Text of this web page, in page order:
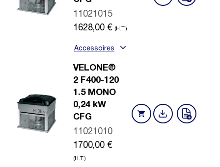
11021015
1628,00 € (H.T.)
Accessoires
VELONE®
2 F400-120
1.5 MONO
0,24 kW
CFG
11021010
1700,00 €
(H.T.)